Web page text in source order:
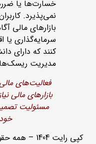
خسارت‌ها یا
نمی‌پذیرد.
بازارهای مالی
سرمایه‌گذاری یا
کنند که دارای
مدیریت
فعالیت‌های
بازارهای مالی
مسئولیت
کپی رایت